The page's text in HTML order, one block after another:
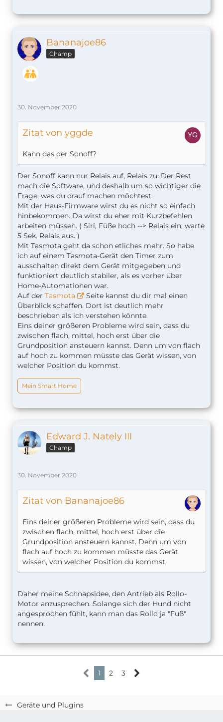
Geräte und Plugins
Bananajoe86
Champ
30. November 2020
Zitat von yggde
Kann das der Sonoff?
Der Sonoff kann nur Relais auf, Relais zu. Der Rest
mach die Software, und deshalb um so wichtiger die
Frage, was du drauf machen möchtest.
Mit der Haus-Firmware wirst du es nicht so einfach
hinbekommen. Da wirst du eher mit Kurzbefehlen
arbeiten müssen. ( Siri, Füße hoch --> Relais ein, warte
5 Sek. Relais aus. )
Mit Tasmota geht da schon etliches mehr. So habe
ich auf einem Tasmota-Gerät den Timer zum
ausschalten direkt dem Gerät mitgegeben und
funktioniert deutlich stabiler, als es vorher über
Home-Automationen war.
Auf der Tasmota
Seite kannst du dir mal einen
Überblick schaffen. Dort ist deutlich mehr
beschrieben als ich verstehen könnte.
Eins deiner größeren Probleme wird sein, dass du
zwischen flach, mittel, hoch erst über die
Grundposition ansteuern kannst. Denn um von flach
auf hoch zu kommen müsste das Gerät wissen, von
welcher Position du kommst.
Mein Smart Home
Edward J. Nately III
Champ
30. November 2020
Zitat von Bananajoe86
Eins deiner größeren Probleme wird sein, dass du
zwischen flach, mittel, hoch erst über die
Grundposition ansteuern kannst. Denn um von
flach auf hoch zu kommen müsste das Gerät
wissen, von welcher Position du kommst.
Daher meine Schnapsidee, den Antrieb als Rollo-
Motor anzusprechen. Solange sich der Hund nicht
angesprochen fühlt, kann man das Rollo ja "Fuß"
nennen.
1 2 3